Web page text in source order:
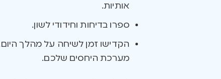
אותיות.
ספרו בדיחות וחידודי לשון.
הקדישו זמן לשיחה על מהלך
מערכת היחסים שלכם.